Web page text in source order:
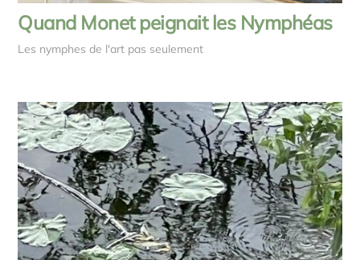
Quand Monet peignait les Nymphéas
Les nymphes de l'art pas seulement